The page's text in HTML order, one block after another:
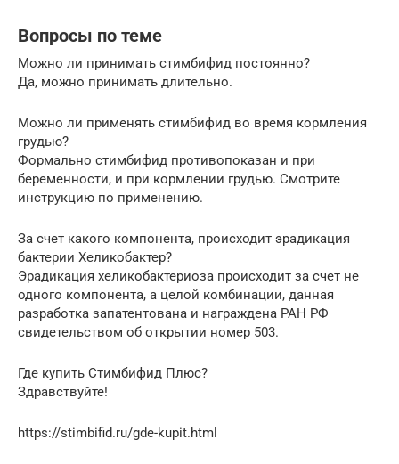
Вопросы по теме
Можно ли принимать стимбифид постоянно?
Да, можно принимать длительно.
Можно ли применять стимбифид во время кормления
грудью?
Формально стимбифид противопоказан и при
беременности, и при кормлении грудью. Смотрите
инструкцию по применению.
За счет какого компонента, происходит эрадикация
бактерии Хеликобактер?
Эрадикация хеликобактериоза происходит за счет не
одного компонента, а целой комбинации, данная
разработка запатентована и награждена РАН РФ
свидетельством об открытии номер 503.
Где купить Стимбифид Плюс?
Здравствуйте!
https://stimbifid.ru/gde-kupit.html